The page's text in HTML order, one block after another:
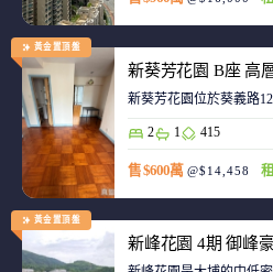
黃金置頂盤
新葵芳花園 B座 高
新葵芳花園位於葵義路
2 1 415
售 $600萬 @$14,458
黃金置頂盤
新峰花園 4期 御峰